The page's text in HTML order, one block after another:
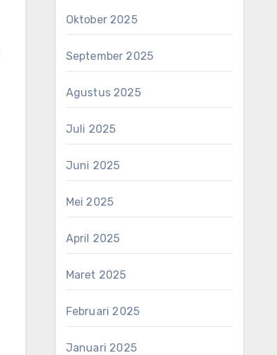
Oktober 2025
September 2025
Agustus 2025
Juli 2025
Juni 2025
Mei 2025
April 2025
Maret 2025
Februari 2025
Januari 2025